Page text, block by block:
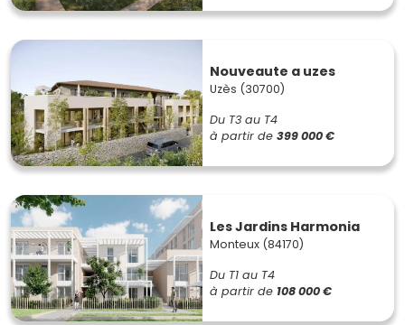
Nouveaute a uzes
Uzès (30700)
Du T3 au T4
à partir de 399 000 €
Les Jardins Harmonia
Monteux (84170)
Du T1 au T4
à partir de 108 000 €